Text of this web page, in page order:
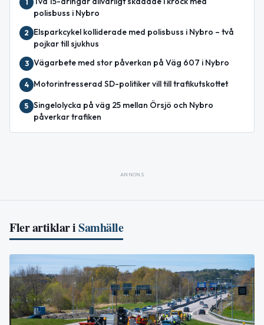
1
polisbuss i Nybro
2
Elsparkcykel kolliderade med polisbuss i Nybro – två
pojkar till sjukhus
3 Vägarbete med stor påverkan på Väg 607 i Nybro
4 Motorintresserad SD-politiker vill till trafikutskottet
5 Singelolycka på väg 25 mellan Örsjö och Nybro
påverkar trafiken
ANNONS
Fler artiklar iSamhälle